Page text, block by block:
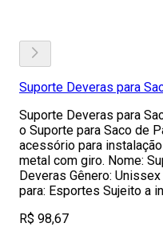
Suporte Deveras para
Suporte Deveras para
o Suporte para Saco de
acessório para
metal com giro. Nome:
Deveras Gênero:
para: Esportes Sujeito a
R$ 98,67